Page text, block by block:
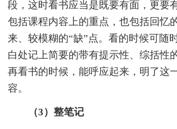
段，这时看书应当是既要有面，更要
包括课程内容上的重点，也包括回忆
来、较模糊的“缺”点。看的时候可随
白处记上简要的带有提示性、综括性
再看书的时候，能呼应起来，明了这
容。
（3）整笔记